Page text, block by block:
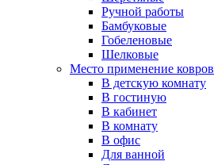
Ручной работы
Бамбуковые
Гобеленовые
Шелковые
Место применение ковров
В детскую комнату
В гостиную
В кабинет
В комнату
В офис
Для ванной